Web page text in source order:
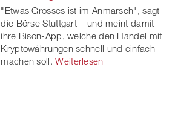
"Etwas Grosses ist im Anmarsch", sagt
die Börse Stuttgart – und meint damit
ihre Bison-App, welche den Handel mit
Kryptowährungen schnell und einfach
machen soll. Weiterlesen